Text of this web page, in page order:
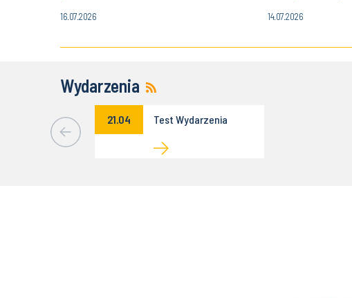
16.07.2026 14.07.2026
Wydarzenia
21.04 Test Wydarzenia